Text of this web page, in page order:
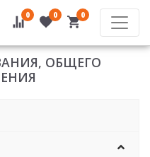
0 0 0
ОБЩЕГО